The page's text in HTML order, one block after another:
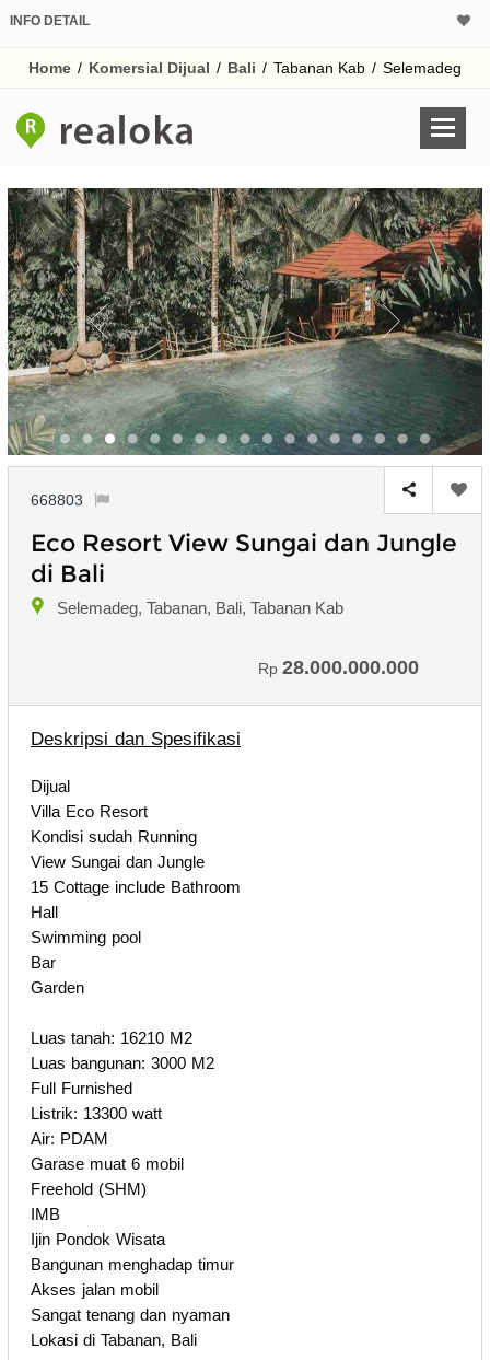
INFO DETAIL
Home / Komersial Dijual / Bali / Tabanan Kab / Selemadeg
668803
Eco Resort View Sungai dan Jungle
di Bali
Selemadeg, Tabanan, Bali, Tabanan Kab
Rp 28.000.000.000
Deskripsi dan Spesifikasi
Dijual
Villa Eco Resort
Kondisi sudah Running
View Sungai dan Jungle
15 Cottage include Bathroom
Hall
Swimming pool
Bar
Garden
Luas tanah: 16210 M2
Luas bangunan: 3000 M2
Full Furnished
Listrik: 13300 watt
Air: PDAM
Garase muat 6 mobil
Freehold (SHM)
IMB
Ijin Pondok Wisata
Bangunan menghadap timur
Akses jalan mobil
Sangat tenang dan nyaman
Lokasi di Tabanan, Bali
Harga Rp
Untuk hasil simulasi
pada kotak-